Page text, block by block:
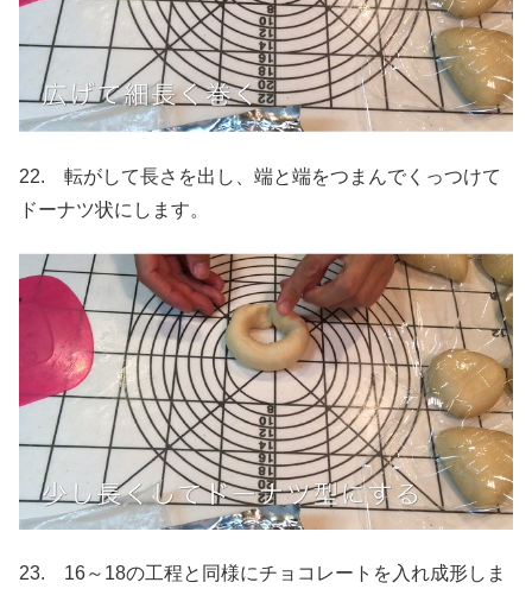
22. 転がして長さを出し、端と端をつまんでくっつけて
ドーナツ状にします。
23. 16～18の工程と同様にチョコレートを入れ成形しま